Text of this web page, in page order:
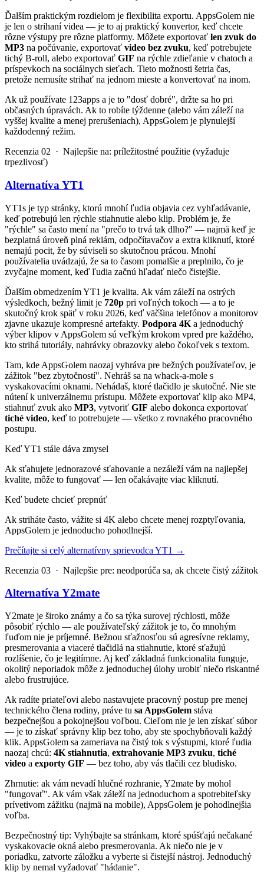
Ďalším praktickým rozdielom je flexibilita exportu. AppsGolem nie
je len o strihaní videa — je to aj praktický konvertor, keď chcete
rôzne výstupy pre rôzne platformy. Môžete exportovať len zvuk do
MP3 na počúvanie, exportovať video bez zvuku, keď potrebujete
tichý B-roll, alebo exportovať GIF na rýchle zdieľanie v chatoch a
príspevkoch na sociálnych sieťach. Tieto možnosti šetria čas,
pretože nemusíte strihať na jednom mieste a konvertovať na inom.
Ak už používate 123apps a je to "dosť dobré", držte sa ho pri
občasných úpravách. Ak to robíte týždenne (alebo vám záleží na
vyššej kvalite a menej prerušeniach), AppsGolem je plynulejší
každodenný režim.
Recenzia 02 · Najlepšie na: príležitostné použitie (vyžaduje
trpezlivosť)
Alternatíva YT1
YT1s je typ stránky, ktorú mnohí ľudia objavia cez vyhľadávanie,
keď potrebujú len rýchle stiahnutie alebo klip. Problém je, že
"rýchle" sa často mení na "prečo to trvá tak dlho?" — najmä keď je
bezplatná úroveň plná reklám, odpočítavačov a extra kliknutí, ktoré
nemajú pocit, že by súviseli so skutočnou prácou. Mnohí
používatelia uvádzajú, že sa to časom pomalšie a preplnilo, čo je
zvyčajne moment, keď ľudia začnú hľadať niečo čistejšie.
Ďalším obmedzením YT1 je kvalita. Ak vám záleží na ostrých
výsledkoch, bežný limit je 720p pri voľných tokoch — a to je
skutočný krok späť v roku 2026, keď väčšina telefónov a monitorov
zjavne ukazuje kompresné artefakty. Podpora 4K a jednoduchý
výber klipov v AppsGolem sú veľkým krokom vpred pre každého,
kto strihá tutoriály, nahrávky obrazovky alebo čokoľvek s textom.
Tam, kde AppsGolem naozaj vyhráva pre bežných používateľov, je
zážitok "bez zbytočností". Nehráš sa na whack-a-mole s
vyskakovacími oknami. Nehádaš, ktoré tlačidlo je skutočné. Nie ste
nútení k univerzálnemu prístupu. Môžete exportovať klip ako MP4,
stiahnuť zvuk ako MP3, vytvoriť GIF alebo dokonca exportovať
tiché video, keď to potrebujete — všetko z rovnakého pracovného
postupu.
Keď YT1 stále dáva zmysel
Ak sťahujete jednorazové sťahovanie a nezáleží vám na najlepšej
kvalite, môže to fungovať — len očakávajte viac kliknutí.
Keď budete chcieť prepnúť
Ak striháte často, vážite si 4K alebo chcete menej rozptyľovania,
AppsGolem je jednoducho pohodlnejší.
Prečítajte si celý alternatívny sprievodca YT1 →
Recenzia 03 · Najlepšie pre: neodporúča sa, ak chcete čistý zážitok
Alternatíva Y2mate
Y2mate je široko známy a čo sa týka surovej rýchlosti, môže
pôsobiť rýchlo — ale používateľský zážitok je to, čo mnohým
ľuďom nie je príjemné. Bežnou sťažnosťou sú agresívne reklamy,
presmerovania a viaceré tlačidlá na stiahnutie, ktoré sťažujú
rozlíšenie, čo je legitímne. Aj keď základná funkcionalita funguje,
okolitý neporiadok môže z jednoduchej úlohy urobiť niečo riskantné
alebo frustrujúce.
Ak radíte priateľovi alebo nastavujete pracovný postup pre menej
technického člena rodiny, práve tu sa AppsGolem stáva
bezpečnejšou a pokojnejšou voľbou. Cieľom nie je len získať súbor
— je to získať správny klip bez toho, aby ste spochybňovali každý
klik. AppsGolem sa zameriava na čistý tok s výstupmi, ktoré ľudia
naozaj chcú: 4K stiahnutia, extrahovanie MP3 zvuku, tiché
video a exporty GIF — bez toho, aby vás tlačili cez bludisko.
Zhrnutie: ak vám nevadí hlučné rozhranie, Y2mate by mohol
"fungovať". Ak vám však záleží na jednoduchom a spotrebiteľsky
prívetivom zážitku (najmä na mobile), AppsGolem je pohodlnejšia
voľba.
Bezpečnostný tip: Vyhýbajte sa stránkam, ktoré spúšťajú nečakané
vyskakovacie okná alebo presmerovania. Ak niečo nie je v
poriadku, zatvorte záložku a vyberte si čistejší nástroj. Jednoduchý
klip by nemal vyžadovať "hádanie".